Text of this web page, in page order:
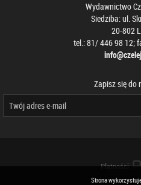
Wydawnictwo
Siedziba: ul.
20-802
tel.: 81/ 446 98 12;
Zapisz się do
Płatności:
Strona